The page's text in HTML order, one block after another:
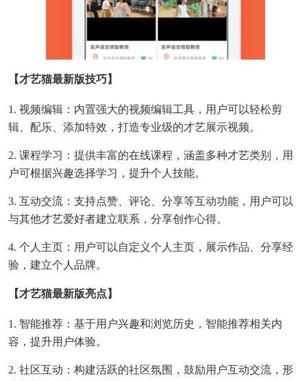
【才艺猫最新版技巧】
1. 视频编辑：内置强大的视频编辑工具，用户可以轻松剪
辑、配乐、添加特效，打造专业级的才艺展示视频。
2. 课程学习：提供丰富的在线课程，涵盖多种才艺类别，用
户可根据兴趣选择学习，提升个人技能。
3. 互动交流：支持点赞、评论、分享等互动功能，用户可以
与其他才艺爱好者建立联系，分享创作心得。
4. 个人主页：用户可以自定义个人主页，展示作品、分享经
验，建立个人品牌。
【才艺猫最新版亮点】
1. 智能推荐：基于用户兴趣和浏览历史，智能推荐相关内
容，提升用户体验。
2. 社区互动：构建活跃的社区氛围，鼓励用户互动交流，形